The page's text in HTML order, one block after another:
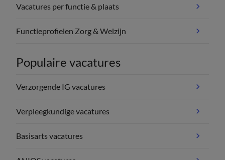
Vacatures per functie & plaats
Functieprofielen Zorg & Welzijn
Populaire vacatures
Verzorgende IG vacatures
Verpleegkundige vacatures
Basisarts vacatures